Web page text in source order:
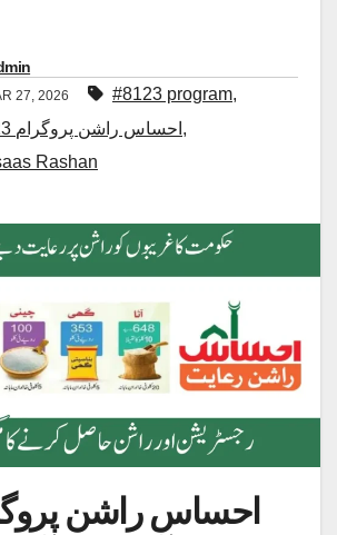
27, 2026 #8123 program,
#8123 احساس راشن پروگرام ,
Rashan
احساس راشن